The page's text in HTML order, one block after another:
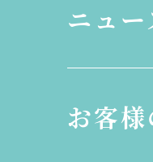
ニュー
お客